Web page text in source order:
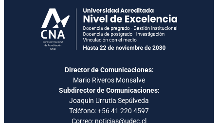
Director de Comunicaciones:
Mario Riveros Monsalve
Subdirector de Comunicaciones:
Joaquín Urrutia Sepúlveda
Teléfono:+56 41 220 4597
Correo: noticias@udec.cl